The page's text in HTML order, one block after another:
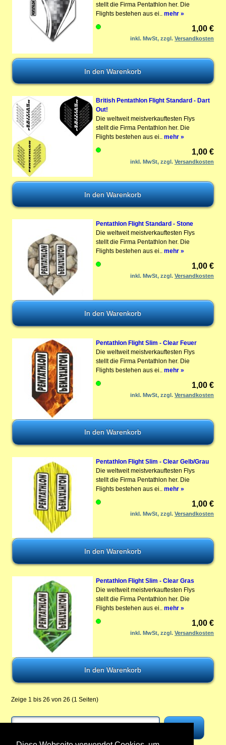
stellt die Firma Pentathlon her. Die
Flights bestehen aus ei.. mehr »
1,00 €
inkl. MwSt, zzgl.Versandkosten
British Pentathlon Flight Standard - Dart
Out!
Die weltweit meistverkauftesten Flys
stellt die Firma Pentathlon her. Die
Flights bestehen aus ei.. mehr »
1,00 €
inkl. MwSt, zzgl.Versandkosten
Pentathlon Flight Standard - Stone
Die weltweit meistverkauftesten Flys
stellt die Firma Pentathlon her. Die
Flights bestehen aus ei.. mehr »
1,00 €
inkl. MwSt, zzgl.Versandkosten
Pentathlon Flight Slim - Clear Feuer
Die weltweit meistverkauftesten Flys
stellt die Firma Pentathlon her. Die
Flights bestehen aus ei.. mehr »
1,00 €
inkl. MwSt, zzgl.Versandkosten
Pentathlon Flight Slim - Clear Gelb/Grau
Die weltweit meistverkauftesten Flys
stellt die Firma Pentathlon her. Die
Flights bestehen aus ei.. mehr »
1,00 €
inkl. MwSt, zzgl.Versandkosten
Pentathlon Flight Slim - Clear Gras
Die weltweit meistverkauftesten Flys
stellt die Firma Pentathlon her. Die
Flights bestehen aus ei.. mehr »
1,00 €
inkl. MwSt, zzgl.Versandkosten
Zeige 1 bis 26 von 26 (1 Seiten)